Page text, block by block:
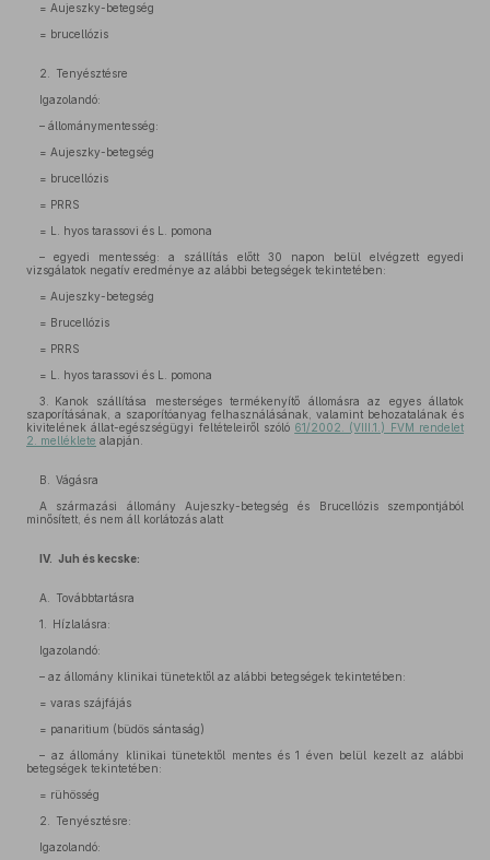
= Aujeszky-betegség
= brucellózis
2. Tenyésztésre
Igazolandó:
– állománymentesség:
= Aujeszky-betegség
= brucellózis
= PRRS
= L. hyos tarassovi és L. pomona
– egyedi mentesség: a szállítás előtt 30 napon belül elvégzett egyedi
vizsgálatok negatív eredménye az alábbi betegségek tekintetében:
= Aujeszky-betegség
= Brucellózis
= PRRS
= L. hyos tarassovi és L. pomona
3. Kanok szállítása mesterséges termékenyítő állomásra az egyes állatok
szaporításának, a szaporítóanyag felhasználásának, valamint behozatalának és
kivitelének állat-egészségügyi feltételeiről szóló 61/2002. (VIII.1.) FVM rendelet
2. melléklete alapján.
B. Vágásra
A származási állomány Aujeszky-betegség és Brucellózis szempontjából
minősített, és nem áll korlátozás alatt
IV. Juh és kecske:
A. Továbbtartásra
1. Hízlalásra:
Igazolandó:
– az állomány klinikai tünetektől az alábbi betegségek tekintetében:
= varas szájfájás
= panaritium (büdös sántaság)
– az állomány klinikai tünetektől mentes és 1 éven belül kezelt az alábbi
betegségek tekintetében:
= rühösség
2. Tenyésztésre:
Igazolandó: